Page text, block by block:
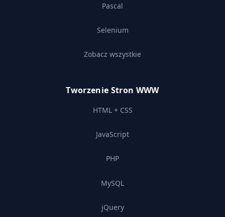
Pascal
Selenium
Zobacz wszystkie
Tworzenie Stron WWW
HTML + CSS
JavaScript
PHP
MySQL
jQuery